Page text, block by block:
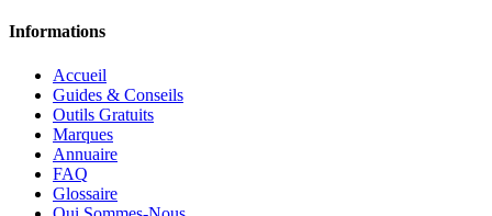
Informations
Accueil
Guides & Conseils
Outils Gratuits
Marques
Annuaire
FAQ
Glossaire